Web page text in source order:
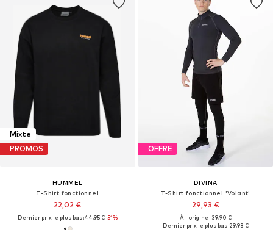
Mixte
PROMOS
HUMMEL
T-Shirt fonctionnel
22,02 €
Dernier prix le plus bas :44,95 €-51%
OFFRE
DIVINA
T-Shirt fonctionnel 'Volant'
29,93 €
À l'origine : 39,90 €
Dernier prix le plus bas :29,93 €